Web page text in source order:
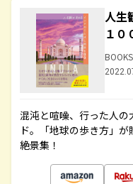
人生
１０
混沌と喧噪、行った人
ド。「地球の歩き方」
絶景集！